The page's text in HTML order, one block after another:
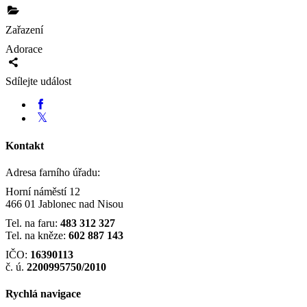
Zařazení
Adorace
Sdílejte událost
Kontakt
Adresa farního úřadu:
Horní náměstí 12
466 01 Jablonec nad Nisou
Tel. na faru: 483 312 327
Tel. na kněze: 602 887 143
IČO: 16390113
č. ú. 2200995750/2010
Rychlá navigace